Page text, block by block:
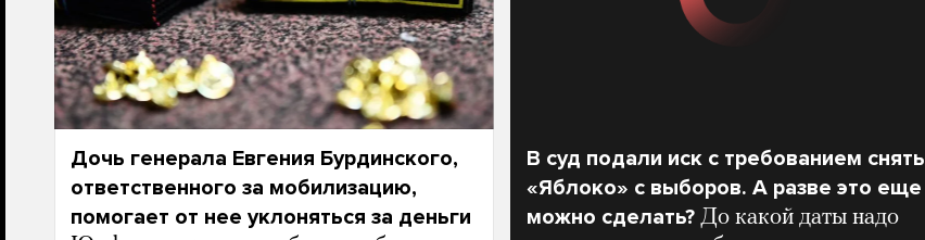
Дочь генерала Евгения Бурдинского,
ответственного за мобилизацию,
помогает от нее уклоняться за деньги
В суд подали иск с требованием снять
«Яблоко» с выборов. А разве это еще
можно сделать? До какой даты надо